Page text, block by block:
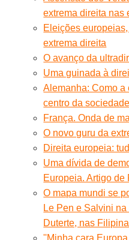
extrema direita nas
Eleições
extrema direita
O avanço da
Uma guinada à
Alemanha: Como a
centro da sociedade
França. Onda de
O novo guru da
Direita europeia:
Uma dívida de
Europeia. Artigo de
O mapa mundi se
Le Pen e Salvini
Duterte, nas
''Minha cara